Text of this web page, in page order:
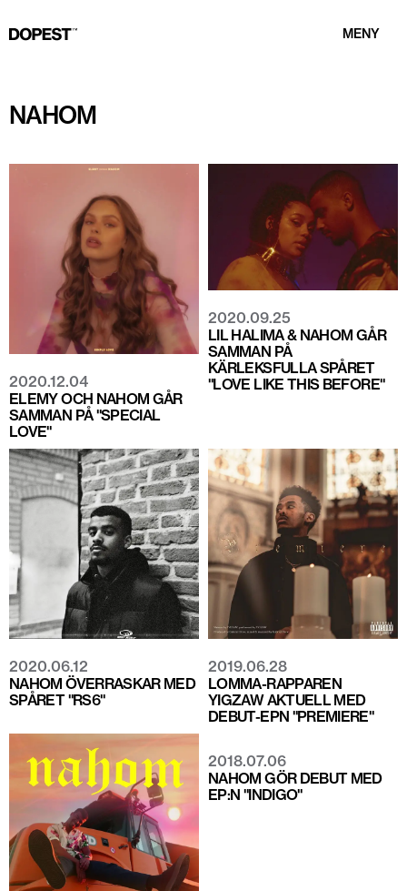
MENY
NAHOM
2020.12.04
ELEMY OCH NAHOM GÅR
SAMMAN PÅ "SPECIAL
LOVE"
2020.09.25
LIL HALIMA & NAHOM GÅR
SAMMAN PÅ
KÄRLEKSFULLA SPÅRET
"LOVE LIKE THIS BEFORE"
2020.06.12
NAHOM ÖVERRASKAR MED
SPÅRET "RS6"
2019.06.28
LOMMA-RAPPAREN
YIGZAW AKTUELL MED
DEBUT-EPN "PREMIERE"
2018.07.06
NAHOM GÖR DEBUT MED
EP:N "INDIGO"